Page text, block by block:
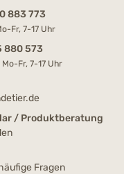
883 773
Fr, 7-17 Uhr
880 573
Fr, 7-17 Uhr
/ Produktberatung
Fragen